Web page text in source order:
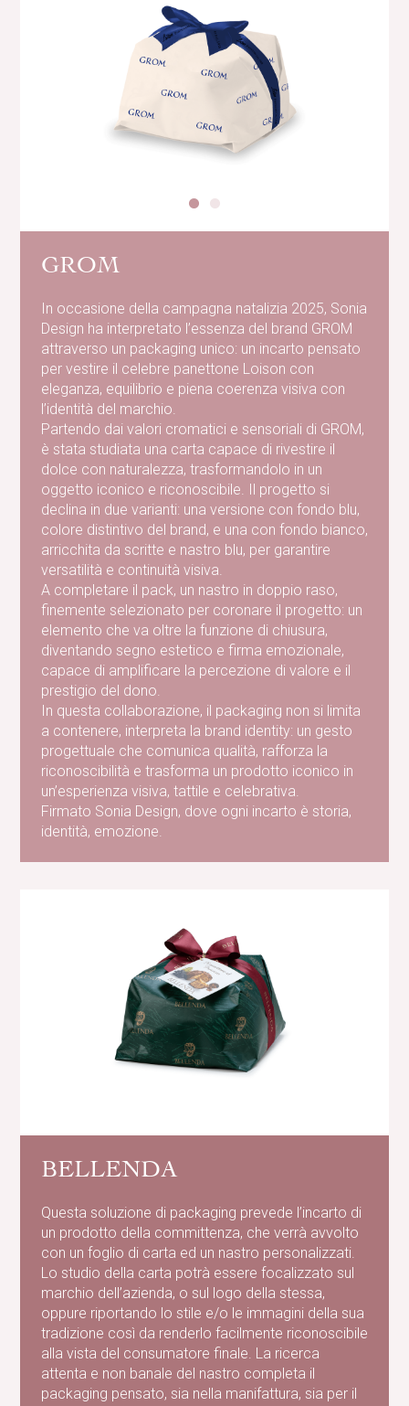
GROM
In occasione della campagna natalizia 2025, Sonia
Design ha interpretato l’essenza del brand GROM
attraverso un packaging unico: un incarto pensato
per vestire il celebre panettone Loison con
eleganza, equilibrio e piena coerenza visiva con
l’identità del marchio.
Partendo dai valori cromatici e sensoriali di GROM,
è stata studiata una carta capace di rivestire il
dolce con naturalezza, trasformandolo in un
oggetto iconico e riconoscibile. Il progetto si
declina in due varianti: una versione con fondo blu,
colore distintivo del brand, e una con fondo bianco,
arricchita da scritte e nastro blu, per garantire
versatilità e continuità visiva.
A completare il pack, un nastro in doppio raso,
finemente selezionato per coronare il progetto: un
elemento che va oltre la funzione di chiusura,
diventando segno estetico e firma emozionale,
capace di amplificare la percezione di valore e il
prestigio del dono.
In questa collaborazione, il packaging non si limita
a contenere, interpreta la brand identity: un gesto
progettuale che comunica qualità, rafforza la
riconoscibilità e trasforma un prodotto iconico in
un’esperienza visiva, tattile e celebrativa.
Firmato Sonia Design, dove ogni incarto è storia,
identità, emozione.
BELLENDA
Questa soluzione di packaging prevede l’incarto di
un prodotto della committenza, che verrà avvolto
con un foglio di carta ed un nastro personalizzati.
Lo studio della carta potrà essere focalizzato sul
marchio dell’azienda, o sul logo della stessa,
oppure riportando lo stile e/o le immagini della sua
tradizione così da renderlo facilmente riconoscibile
alla vista del consumatore finale. La ricerca
attenta e non banale del nastro completa il
packaging pensato, sia nella manifattura, sia per il